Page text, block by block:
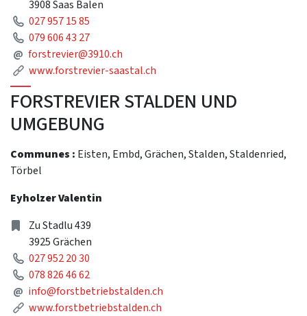
3908 Saas Balen
Phone
027 957 15 85
Phone
079 606 43 27
@ Mail
forstrevier@3910.ch
Link
www.forstrevier-saastal.ch
FORSTREVIER STALDEN UND
UMGEBUNG
Communes : Eisten, Embd, Grächen, Stalden, Staldenried,
Törbel
Eyholzer Valentin
Address
Zu Stadlu 439
3925 Grächen
Phone
027 952 20 30
Phone
078 826 46 62
@ Mail
info@forstbetriebstalden.ch
Link
www.forstbetriebstalden.ch